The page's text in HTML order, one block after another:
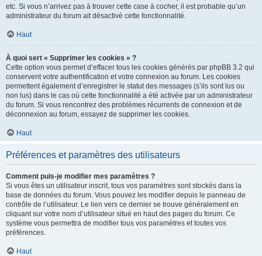
etc. Si vous n’arrivez pas à trouver cette case à cocher, il est probable qu’un
administrateur du forum ait désactivé cette fonctionnalité.
Haut
À quoi sert « Supprimer les cookies » ?
Cette option vous permet d’effacer tous les cookies générés par phpBB 3.2 qui
conservent votre authentification et votre connexion au forum. Les cookies
permettent également d’enregistrer le statut des messages (s’ils sont lus ou
non lus) dans le cas où cette fonctionnalité a été activée par un administrateur
du forum. Si vous rencontrez des problèmes récurrents de connexion et de
déconnexion au forum, essayez de supprimer les cookies.
Haut
Préférences et paramètres des utilisateurs
Comment puis-je modifier mes paramètres ?
Si vous êtes un utilisateur inscrit, tous vos paramètres sont stockés dans la
base de données du forum. Vous pouvez les modifier depuis le panneau de
contrôle de l’utilisateur. Le lien vers ce dernier se trouve généralement en
cliquant sur votre nom d’utilisateur situé en haut des pages du forum. Ce
système vous permettra de modifier tous vos paramètres et toutes vos
préférences.
Haut